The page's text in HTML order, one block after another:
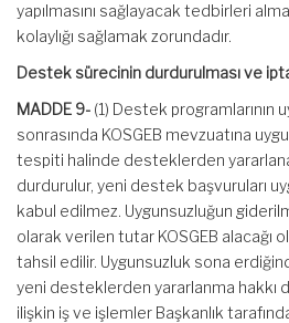
yapılmasını sağlayacak tedbirleri
kolaylığı sağlamak zorundadır.
Destek sürecinin durdurulması ve
MADDE 9- (1) Destek programlarının
sonrasında KOSGEB mevzuatına
tespiti halinde desteklerden
durdurulur, yeni destek başvuruları
kabul edilmez. Uygunsuzluğun
olarak verilen tutar KOSGEB alacağı
tahsil edilir. Uygunsuzluk sona
yeni desteklerden yararlanma hakkı
ilişkin iş ve işlemler Başkanlık